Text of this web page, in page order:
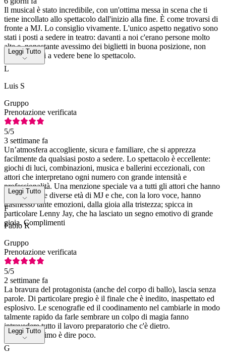
Il musical è stato incredibile, con un'ottima messa in scena che ti
tiene incollato allo spettacolo dall'inizio alla fine. È come trovarsi di
fronte a MJ. Lo consiglio vivamente. L'unico aspetto negativo sono
stati i posti a sedere in teatro: davanti a noi c'erano persone molto
alte e, nonostante avessimo dei biglietti in buona posizione, non
siamo riusciti a vedere bene lo spettacolo.
Leggi Tutto
L
Luis S
Gruppo
Prenotazione verificata
5/5
3 settimane fa
Un’atmosfera accogliente, sicura e familiare, che si apprezza
facilmente da qualsiasi posto a sedere. Lo spettacolo è eccellente:
giochi di luci, combinazioni, musica e ballerini eccezionali, con
attori che interpretano ogni numero con grande intensità e
professionalità. Una menzione speciale va a tutti gli attori che hanno
interpretato le diverse età di MJ e che, con la loro voce, hanno
trasmesso tante emozioni, dalla gioia alla tristezza; spicca in
particolare Lenny Jay, che ha lasciato un segno emotivo di grande
gioia. Complimenti
Leggi Tutto
F
Fabio R
Gruppo
Prenotazione verificata
5/5
2 settimane fa
La bravura del protagonista (anche del corpo di ballo), lascia senza
parole. Di particolare pregio è il finale che è inedito, inaspettato ed
esplosivo. Le scenografie ed il coodinamento nel cambiarle in modo
talmente rapido da farle sembrare un colpo di magia fanno
intravedere tutto il lavoro preparatorio che c'è dietro.
Consigliatissimo è dire poco.
Leggi Tutto
G